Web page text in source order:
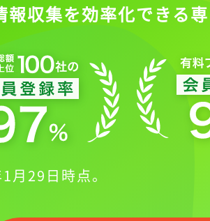
報収集を効率化できる
29日時点。